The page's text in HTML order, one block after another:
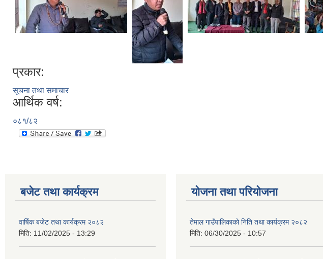
प्रकार:
सूचना तथा समाचार
आर्थिक वर्ष:
०८१/८२
बजेट तथा कार्यक्रम
वार्षिक बजेट तथा कार्यक्रम २०८२
मिति: 11/02/2025 - 13:29
योजना तथा परियोजना
तेमाल गाउँपालिकाको निति तथा कार्यक्रम २०८२
मिति: 06/30/2025 - 10:57